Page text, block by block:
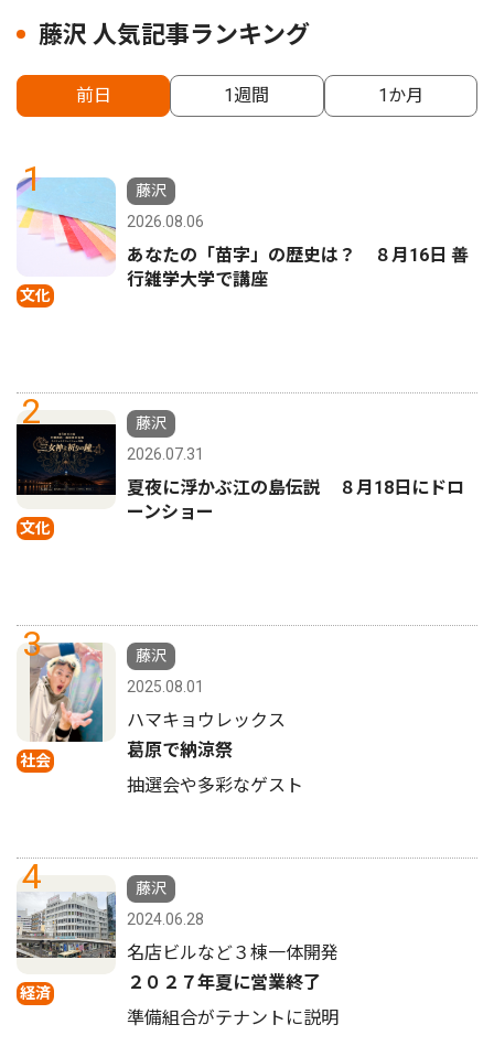
藤沢 人気記事ランキング
前日 1週間 1か月
1
文化
藤沢
2026.08.06
あなたの「苗字」の歴史は？ ８月16日 善
行雑学大学で講座
2
文化
藤沢
2026.07.31
夏夜に浮かぶ江の島伝説 ８月18日にドロ
ーンショー
3
社会
藤沢
2025.08.01
ハマキョウレックス
葛原で納涼祭
抽選会や多彩なゲスト
4
経済
藤沢
2024.06.28
名店ビルなど３棟一体開発
２０２７年夏に営業終了
準備組合がテナントに説明